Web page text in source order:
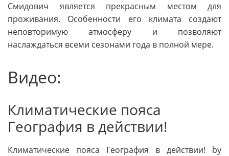
Смидович является прекрасным местом для
проживания. Особенности его климата создают
неповторимую атмосферу и позволяют
наслаждаться всеми сезонами года в полной мере.
Видео:
Климатические пояса
География в действии!
Климатические пояса География в действии! by